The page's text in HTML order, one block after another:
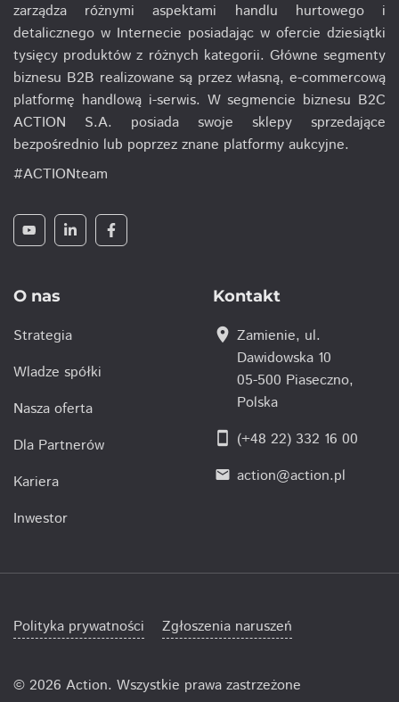
zarządza różnymi aspektami handlu hurtowego i
detalicznego w Internecie posiadając w ofercie dziesiątki
tysięcy produktów z różnych kategorii. Główne segmenty
biznesu B2B realizowane są przez własną, e-commercową
platformę handlową i-serwis. W segmencie biznesu B2C
ACTION S.A. posiada swoje sklepy sprzedające
bezpośrednio lub poprzez znane platformy aukcyjne.
#ACTIONteam
O nas
Strategia
Wladze spółki
Nasza oferta
Dla Partnerów
Kariera
Inwestor
Kontakt
location_on Zamienie, ul.
Dawidowska 10
05-500 Piaseczno,
Polska
smartphone (+48 22) 332 16 00
email action@action.pl
Polityka prywatności Zgłoszenia naruszeń
© 2026 Action. Wszystkie prawa zastrzeżone